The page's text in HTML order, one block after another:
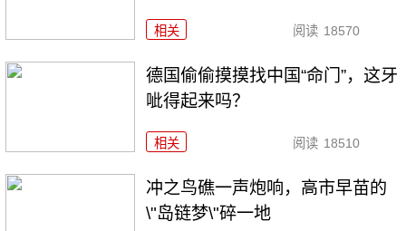
相关 阅读 18570
德国偷偷摸摸找中国“命门”，这牙
呲得起来吗？
相关 阅读 18510
冲之鸟礁一声炮响，高市早苗的
\"岛链梦\"碎一地